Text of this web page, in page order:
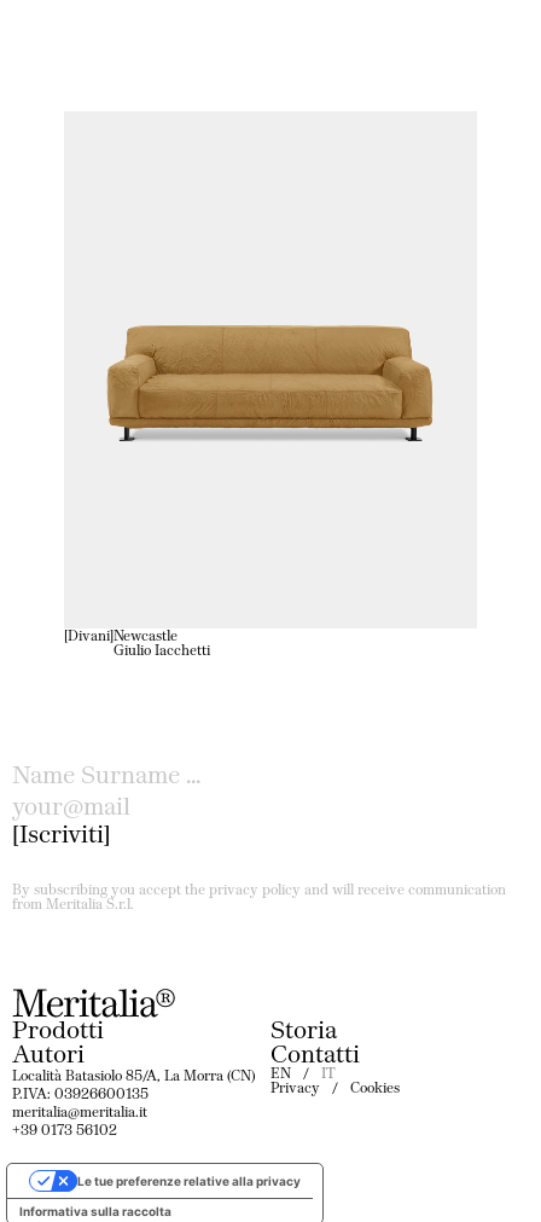
Divani Newcastle
Giulio Iacchetti
Iscriviti
By subscribing you accept the privacy policy and will receive communication
from Meritalia S.r.l.
Prodotti Storia
Autori Contatti
Località Batasiolo 85/A, La Morra (CN)
P.IVA: 03926600135
meritalia@meritalia.it
+39 0173 56102
EN
IT
Privacy
Cookies
Informativa sulla raccolta
Le tue preferenze relative alla privacy